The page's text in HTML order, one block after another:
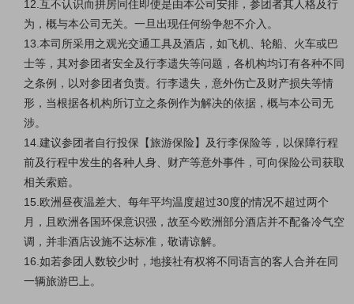
12.互不认识而拼房同住即使是由本公司安排，参团者其人格及行
为，概与本公司无关。一旦出现任何纷争恕不介入。
13.本司所采用之观光交通工具及酒店，如飞机、轮船、火车或巴
士等，其对参团者安全及行李遗失等问题，各机构均订有各种不同
之条例，以对参团者负责。行李遗失，意外伤亡及财产损失等情
形，当根据各机构所订立之条例作为解决的依据，概与本公司无
涉。
14.建议参团者自行投保【旅游保险】及行李保险等，以保障行程
前及行程中发生的各种人身、财产等意外事件，可向保险公司获取
相关索赔。
15.欧洲昼夜温差大、每年平均温度超过30度的情况不超过两个
月，且欧洲各国环保意识强，故至今欧洲部分酒店并不配备冷气空
调，并非酒店设施不达标准，敬请谅解。
16.如若参团人数较少时，地接社有权将不同语言的客人合并在同
一辆旅游巴上。